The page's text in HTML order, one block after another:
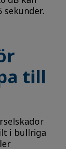
sekunder.
till
i bullriga